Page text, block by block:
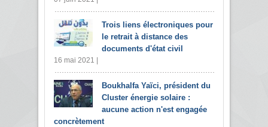
Trois liens électroniques pour
le retrait à distance des
documents d'état civil
16 mai 2021 |
Boukhalfa Yaïci, président du
Cluster énergie solaire :
aucune action n'est engagée
concrètement